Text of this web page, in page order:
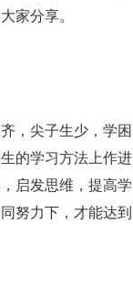
家分享。
，尖子生少，学困
的学习方法上作进
启发思维，提高学
努力下，才能达到